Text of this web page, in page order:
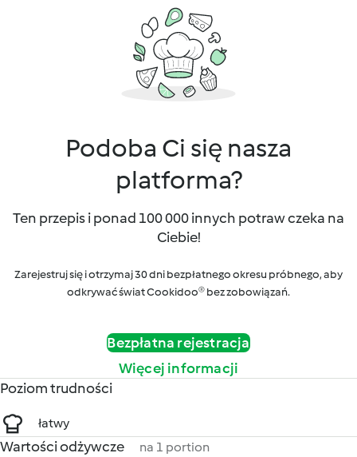
Podoba Ci się nasza
platforma?
Ten przepis i ponad 100 000 innych potraw czeka na
Ciebie!
Zarejestruj się i otrzymaj 30 dni bezpłatnego okresu próbnego, aby
odkrywać świat Cookidoo® bez zobowiązań.
Bezpłatna rejestracja
Więcej informacji
Poziom trudności
łatwy
Wartości odżywcze na 1 portion